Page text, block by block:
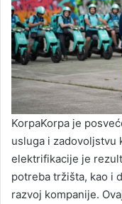
KorpaKorpa je
usluga i zadovoljstvu
elektrifikacije je
potreba tržišta, kao i
razvoj kompanije.